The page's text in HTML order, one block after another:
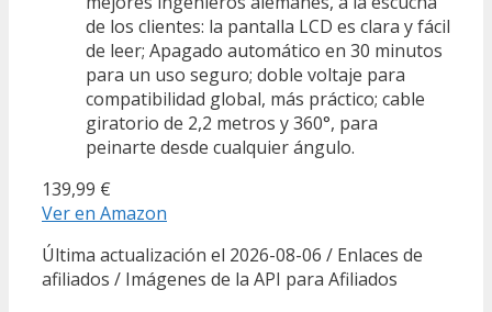
de los clientes: la pantalla LCD es clara y fácil
de leer; Apagado automático en 30 minutos
para un uso seguro; doble voltaje para
compatibilidad global, más práctico; cable
giratorio de 2,2 metros y 360°, para
peinarte desde cualquier ángulo.
139,99 €
Ver en Amazon
Última actualización el 2026-08-06 / Enlaces de
afiliados / Imágenes de la API para Afiliados